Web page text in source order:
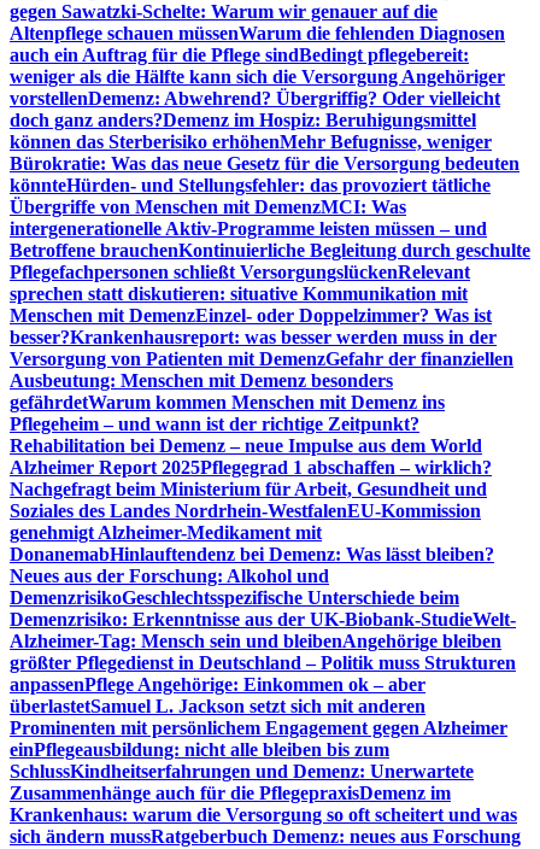
gegen Sawatzki-Schelte: Warum wir genauer auf die
Altenpflege schauen müssenWarum die fehlenden Diagnosen
auch ein Auftrag für die Pflege sindBedingt pflegebereit:
weniger als die Hälfte kann sich die Versorgung Angehöriger
vorstellenDemenz: Abwehrend? Übergriffig? Oder vielleicht
doch ganz anders?Demenz im Hospiz: Beruhigungsmittel
können das Sterberisiko erhöhenMehr Befugnisse, weniger
Bürokratie: Was das neue Gesetz für die Versorgung bedeuten
könnteHürden- und Stellungsfehler: das provoziert tätliche
Übergriffe von Menschen mit DemenzMCI: Was
intergenerationelle Aktiv-Programme leisten müssen – und
Betroffene brauchenKontinuierliche Begleitung durch geschulte
Pflegefachpersonen schließt VersorgungslückenRelevant
sprechen statt diskutieren: situative Kommunikation mit
Menschen mit DemenzEinzel- oder Doppelzimmer? Was ist
besser?Krankenhausreport: was besser werden muss in der
Versorgung von Patienten mit DemenzGefahr der finanziellen
Ausbeutung: Menschen mit Demenz besonders
gefährdetWarum kommen Menschen mit Demenz ins
Pflegeheim – und wann ist der richtige Zeitpunkt?
Rehabilitation bei Demenz – neue Impulse aus dem World
Alzheimer Report 2025Pflegegrad 1 abschaffen – wirklich?
Nachgefragt beim Ministerium für Arbeit, Gesundheit und
Soziales des Landes Nordrhein-WestfalenEU-Kommission
genehmigt Alzheimer-Medikament mit
DonanemabHinlauftendenz bei Demenz: Was lässt bleiben?
Neues aus der Forschung: Alkohol und
DemenzrisikoGeschlechtsspezifische Unterschiede beim
Demenzrisiko: Erkenntnisse aus der UK-Biobank-StudieWelt-
Alzheimer-Tag: Mensch sein und bleibenAngehörige bleiben
größter Pflegedienst in Deutschland – Politik muss Strukturen
anpassenPflege Angehörige: Einkommen ok – aber
überlastetSamuel L. Jackson setzt sich mit anderen
Prominenten mit persönlichem Engagement gegen Alzheimer
einPflegeausbildung: nicht alle bleiben bis zum
SchlussKindheitserfahrungen und Demenz: Unerwartete
Zusammenhänge auch für die PflegepraxisDemenz im
Krankenhaus: warum die Versorgung so oft scheitert und was
sich ändern mussRatgeberbuch Demenz: neues aus Forschung